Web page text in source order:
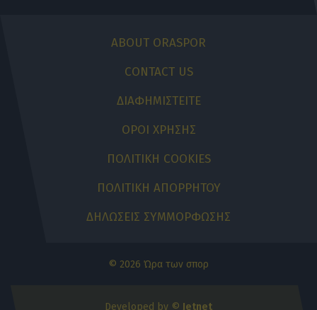
ABOUT ORASPOR
CONTACT US
ΔΙΑΦΗΜΙΣΤΕΙΤΕ
ΟΡΟΙ ΧΡΗΣΗΣ
ΠΟΛΙΤΙΚΗ COOKIES
ΠΟΛΙΤΙΚΗ ΑΠΟΡΡΗΤΟΥ
ΔΗΛΩΣΕΙΣ ΣΥΜΜΟΡΦΩΣΗΣ
© 2026 Ώρα των σπορ
Developed by © Jetnet